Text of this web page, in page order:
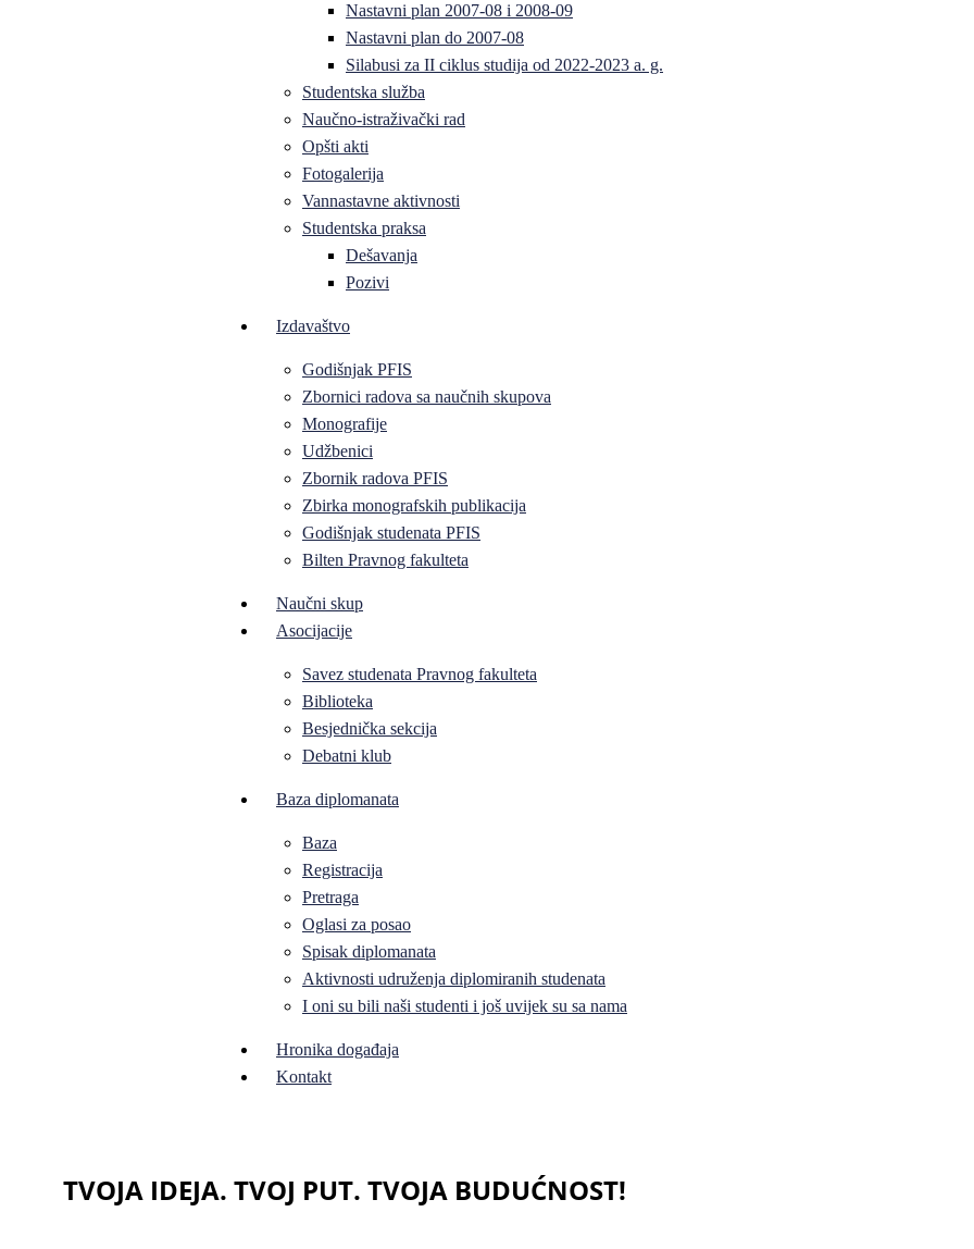
Nastavni plan 2007-08 i 2008-09
Nastavni plan do 2007-08
Silabusi za II ciklus studija od 2022-2023 a. g.
Studentska služba
Naučno-istraživački rad
Opšti akti
Fotogalerija
Vannastavne aktivnosti
Studentska praksa
Dešavanja
Pozivi
Izdavaštvo
Godišnjak PFIS
Zbornici radova sa naučnih skupova
Monografije
Udžbenici
Zbornik radova PFIS
Zbirka monografskih publikacija
Godišnjak studenata PFIS
Bilten Pravnog fakulteta
Naučni skup
Asocijacije
Savez studenata Pravnog fakulteta
Biblioteka
Besjednička sekcija
Debatni klub
Baza diplomanata
Baza
Registracija
Pretraga
Oglasi za posao
Spisak diplomanata
Aktivnosti udruženja diplomiranih studenata
I oni su bili naši studenti i još uvijek su sa nama
Hronika događaja
Kontakt
TVOJA IDEJA. TVOJ PUT. TVOJA BUDUĆNOST!